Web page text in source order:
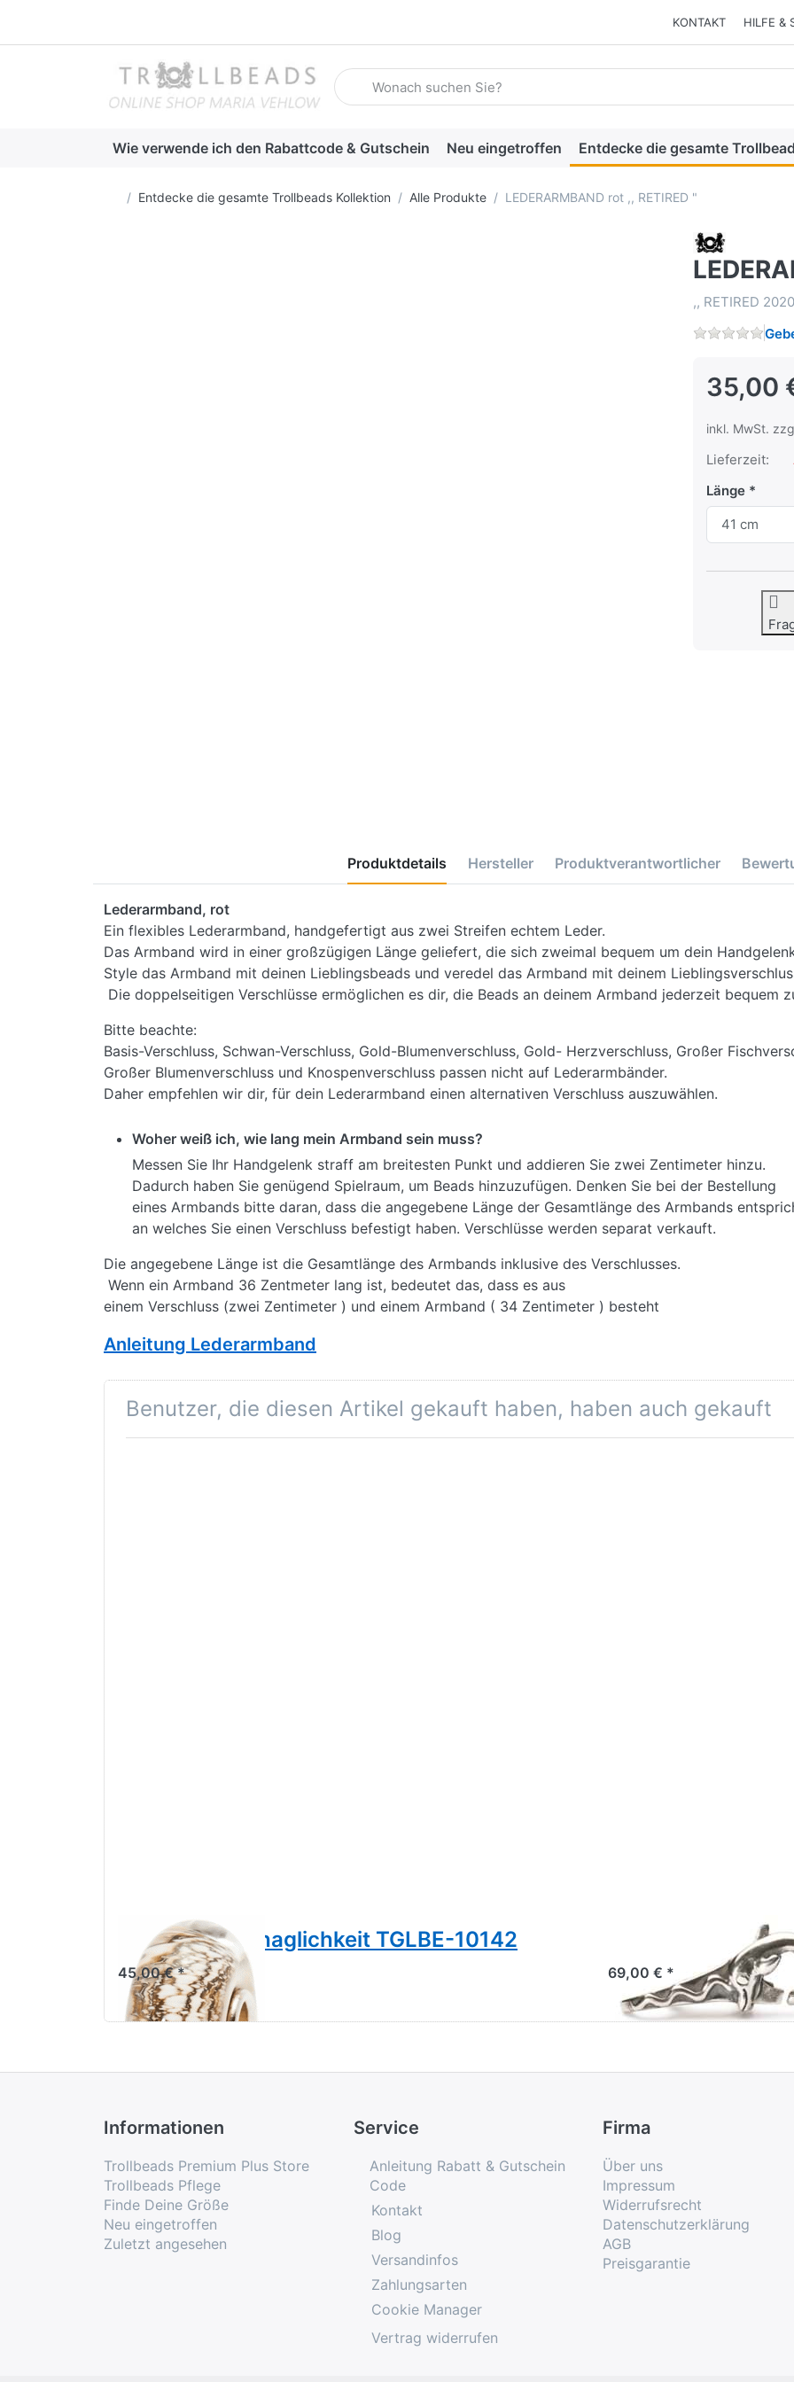
KONTAKT HILFE &
Geben Sie einen Suchbegriff ein. Während Sie tippen, erscheinen
Wie verwende ich den Rabattcode & Gutschein Neu eingetroffen Entdecke die gesamte
Startseite
Entdecke die gesamte Trollbeads Kollektion Alle Produkte LEDERARMBAND rot ,, RETIRED "
,, RETIRED
35,00
inkl. MwSt.
Lieferzeit:
Länge
Produktdetails Hersteller Produktverantwortlicher
Lederarmband, rot
Ein flexibles Lederarmband, handgefertigt aus zwei Streifen echtem Leder.
Das Armband wird in einer großzügigen Länge geliefert, die sich zweimal bequem um dein
Style das Armband mit deinen Lieblingsbeads und veredel das Armband mit deinem
Die doppelseitigen Verschlüsse ermöglichen es dir, die Beads an deinem Armband jederzeit bequem
Bitte beachte:
Basis-Verschluss, Schwan-Verschluss, Gold-Blumenverschluss, Gold- Herzverschluss, Großer
Großer Blumenverschluss und Knospenverschluss passen nicht auf Lederarmbänder.
Daher empfehlen wir dir, für dein Lederarmband einen alternativen Verschluss auszuwählen.
Woher weiß ich, wie lang mein Armband sein muss?
Messen Sie Ihr Handgelenk straff am breitesten Punkt und addieren Sie zwei Zentimeter hinzu.
Dadurch haben Sie genügend Spielraum, um Beads hinzuzufügen. Denken Sie bei der Bestellung
eines Armbands bitte daran, dass die angegebene Länge der Gesamtlänge des Armbands
an welches Sie einen Verschluss befestigt haben. Verschlüsse werden separat verkauft.
Die angegebene Länge ist die Gesamtlänge des Armbands inklusive des Verschlusses.
Wenn ein Armband 36 Zentmeter lang ist, bedeutet das, dass es aus
einem Verschluss (zwei Zentimeter ) und einem Armband ( 34 Zentimeter ) besteht
Anleitung Lederarmband
Benutzer, die diesen Artikel gekauft haben, haben auch gekauft
Trollbeads Behaglichkeit TGLBE-10142
45,00 € *
Trollbeads
69,00 € *
Informationen
Trollbeads Premium Plus Store
Trollbeads Pflege
Finde Deine Größe
Neu eingetroffen
Zuletzt angesehen
Service
Anleitung Rabatt & Gutschein
Code
Kontakt
Blog
Versandinfos
Zahlungsarten
Cookie Manager
Vertrag widerrufen
Firma
Über uns
Impressum
Widerrufsrecht
Datenschutzerklärung
AGB
Preisgarantie